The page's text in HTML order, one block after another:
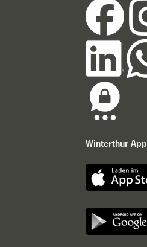
Winterthur App